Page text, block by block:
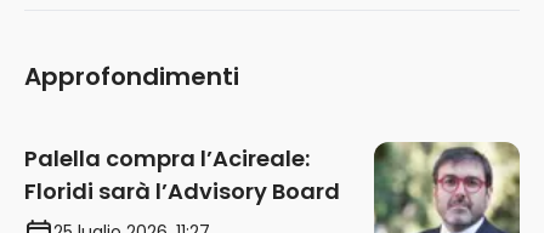
Approfondimenti
Palella compra l’Acireale:
Floridi sarà l’Advisory Board